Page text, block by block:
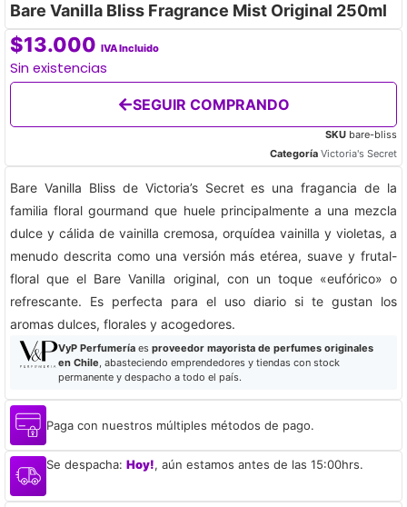
Bare Vanilla Bliss Fragrance Mist Original 250ml
$13.000 IVA Incluido
Sin existencias
SEGUIR COMPRANDO
SKU bare-bliss
Categoría Victoria's Secret
Bare Vanilla Bliss de Victoria’s Secret es una fragancia de la
familia floral gourmand que huele principalmente a una mezcla
dulce y cálida de vainilla cremosa, orquídea vainilla y violetas, a
menudo descrita como una versión más etérea, suave y frutal-
floral que el Bare Vanilla original, con un toque «eufórico» o
refrescante. Es perfecta para el uso diario si te gustan los
aromas dulces, florales y acogedores.
VyP Perfumeríaes proveedor mayorista de perfumes originales
en Chile, abasteciendo emprendedores y tiendas con stock
permanente y despacho a todo el país.
Paga con nuestros múltiples métodos de pago.
Se despacha: Hoy!, aún estamos antes de las 15:00hrs.